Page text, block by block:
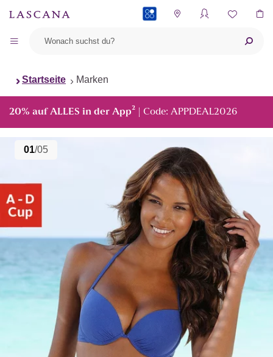
Startseite Marken
20% auf ALLES in der App² | Code: APPDEAL2026
01/05